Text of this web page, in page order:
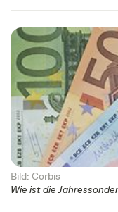
Bild: Corbis
Wie ist die